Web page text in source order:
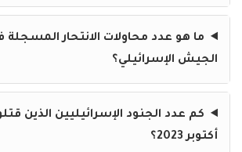
ما هو عدد محاولات الانتحار
الجيش الإسرائيلي؟
أكتوبر 2023؟